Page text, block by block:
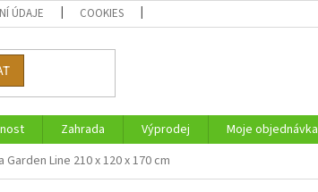
ÚDAJE COOKIES
Zahrada Výprodej Moje objednávka
Line 210 x 120 x 170 cm